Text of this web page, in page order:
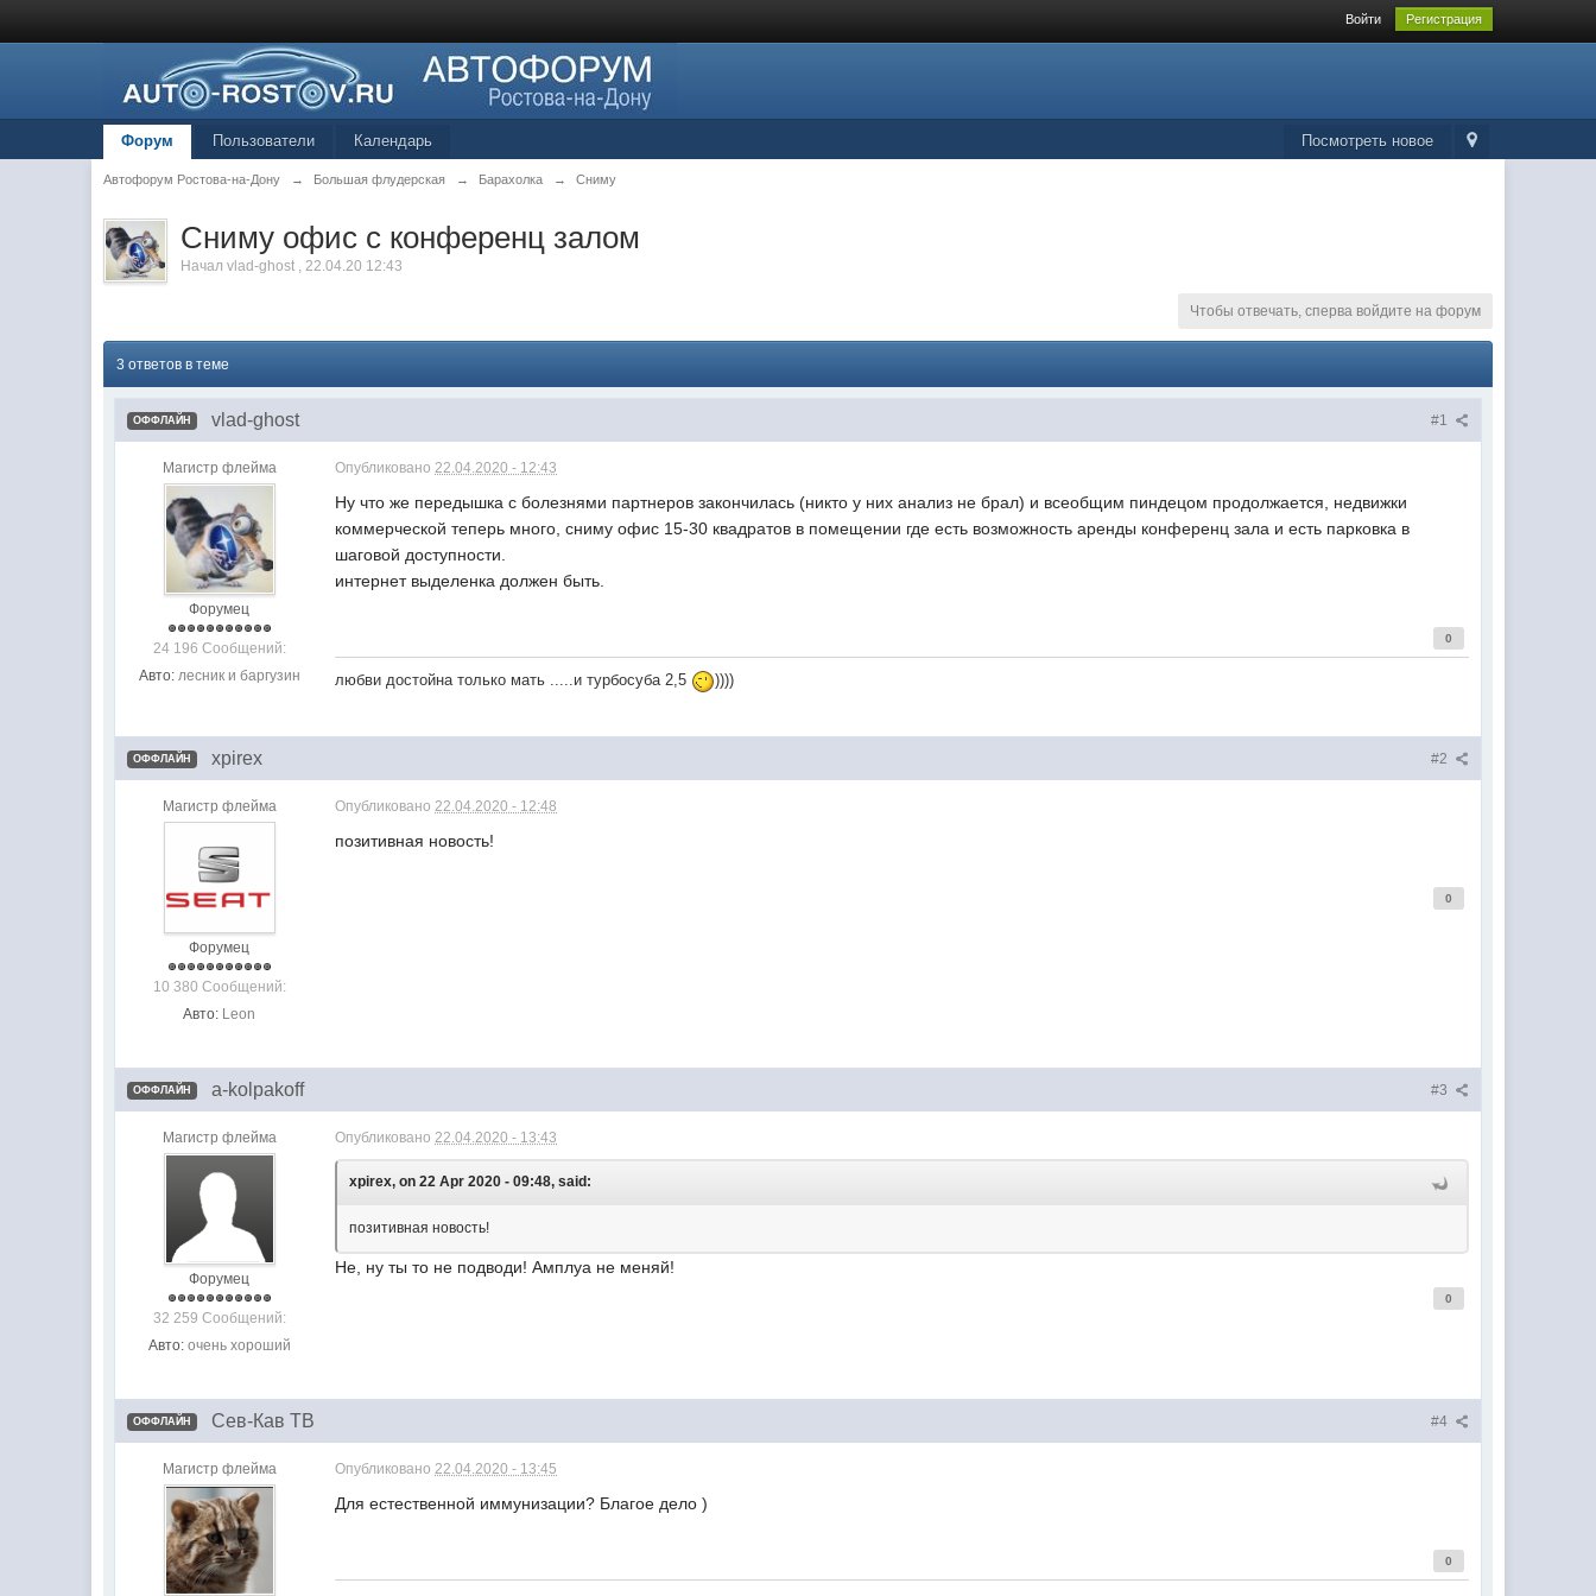
Войти Регистрация
Посмотреть новое
Форум Пользователи Календарь
Автофорум Ростова-на-Дону → Большая флудерская → Барахолка → Сниму
Сниму офис с конференц залом
Началvlad-ghost ,22.04.20 12:43
Чтобы отвечать, сперва войдите на форум
3 ответов в теме
#1
ОФФЛАЙН vlad-ghost
Магистр флейма
Форумец
24 196 Сообщений:
Авто: лесник и баргузин
Опубликовано22.04.2020 - 12:43
Ну что же передышка с болезнями партнеров закончилась (никто у них анализ не брал) и всеобщим пиндецом продолжается, недвижки
коммерческой теперь много, сниму офис 15-30 квадратов в помещении где есть возможность аренды конференц зала и есть парковка в
шаговой доступности.
интернет выделенка должен быть.
0
любви достойна только мать .....и турбосуба 2,5 ))))
#2
ОФФЛАЙН xpirex
Магистр флейма
Форумец
10 380 Сообщений:
Авто: Leon
Опубликовано22.04.2020 - 12:48
позитивная новость!
0
#3
ОФФЛАЙН a-kolpakoff
Магистр флейма
Форумец
32 259 Сообщений:
Авто: очень хороший
Опубликовано22.04.2020 - 13:43
xpirex, on 22 Apr 2020 - 09:48, said:
позитивная новость!
Не, ну ты то не подводи! Амплуа не меняй!
0
#4
ОФФЛАЙН Сев-Кав ТВ
Магистр флейма Опубликовано22.04.2020 - 13:45
Для естественной иммунизации? Благое дело )
0